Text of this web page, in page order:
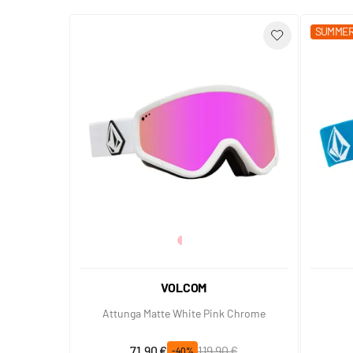
VOLCOM
Attunga Matte White Pink Chrome
Prix spécial
-40%
Prix normal